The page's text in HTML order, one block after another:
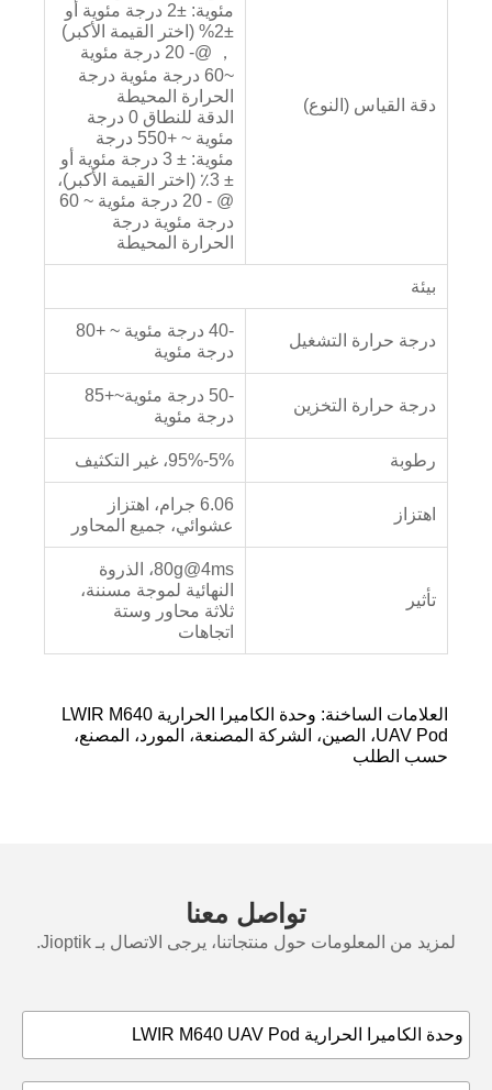
دقة القياس (النوع)
مئوية: ±2 درجة مئوية أو
±2% (اختر القيمة الأكبر)
， @- 20 درجة مئوية
~60 درجة مئوية درجة
الحرارة المحيطة
الدقة للنطاق 0 درجة
مئوية ~ +550 درجة
مئوية: ± 3 درجة مئوية أو
± 3٪ (اختر القيمة الأكبر)،
@ - 20 درجة مئوية ~ 60
درجة مئوية درجة
الحرارة المحيطة
بيئة
درجة حرارة التشغيل
-40 درجة مئوية ~ +80
درجة مئوية
درجة حرارة التخزين
-50 درجة مئوية~+85
درجة مئوية
رطوبة 5%-95%، غير التكثيف
اهتزاز
6.06 جرام، اهتزاز
عشوائي، جميع المحاور
تأثير
80g@4ms، الذروة
النهائية لموجة مسننة،
ثلاثة محاور وستة
اتجاهات
العلامات الساخنة: وحدة الكاميرا الحرارية LWIR M640
UAV Pod، الصين، الشركة المصنعة، المورد، المصنع،
حسب الطلب
تواصل معنا
لمزيد من المعلومات حول منتجاتنا، يرجى الاتصال بـ Jioptik.